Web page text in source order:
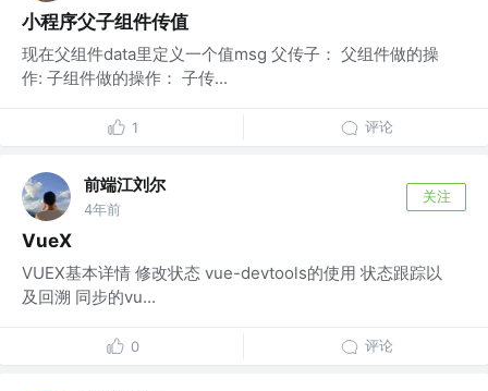
小程序父子组件传值
现在父组件data里定义一个值msg 父传子： 父组件做的操
作: 子组件做的操作： 子传...
1 评论
前端江刘尔
4年前
关注
VueX
VUEX基本详情 修改状态 vue-devtools的使用 状态跟踪以
及回溯 同步的vu...
0 评论